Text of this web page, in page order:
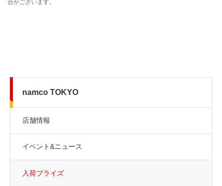
namco TOKYO
店舗情報
イベント&ニュース
入荷プライズ